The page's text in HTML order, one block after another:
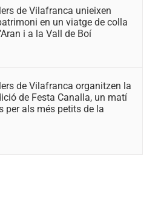
de Vilafranca unieixen
en un viatge de colla
i a la Vall de Boí
de Vilafranca organitzen la
de Festa Canalla, un matí
per als més petits de la